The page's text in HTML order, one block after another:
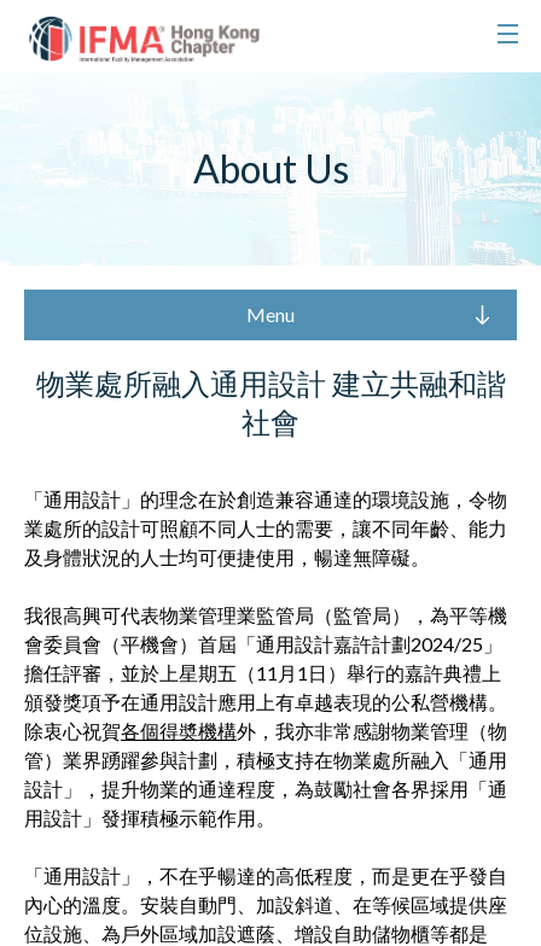
About Us
Menu
物業處所融入通用設計 建立共融和諧
社會
「通用設計」的理念在於創造兼容通達的環境設施，令物
業處所的設計可照顧不同人士的需要，讓不同年齡、能力
及身體狀況的人士均可便捷使用，暢達無障礙。
​​​​​​​我很高興可代表物業管理業監管局（監管局），為平等機
會委員會（平機會）首屆「通用設計嘉許計劃2024/25」
擔任評審，並於上星期五（11月1日）舉行的嘉許典禮上
頒發獎項予在通用設計應用上有卓越表現的公私營機構。
除衷心祝賀各個得奬機構外，我亦非常感謝物業管理（物
管）業界踴躍參與計劃，積極支持在物業處所融入「通用
設計」，提升物業的通達程度，為鼓勵社會各界採用「通
用設計」發揮積極示範作用。
「通用設計」，不在乎暢達的高低程度，而是更在乎發自
內心的溫度。安裝自動門、加設斜道、在等候區域提供座
位設施、為戶外區域加設遮蔭、增設自助儲物櫃等都是